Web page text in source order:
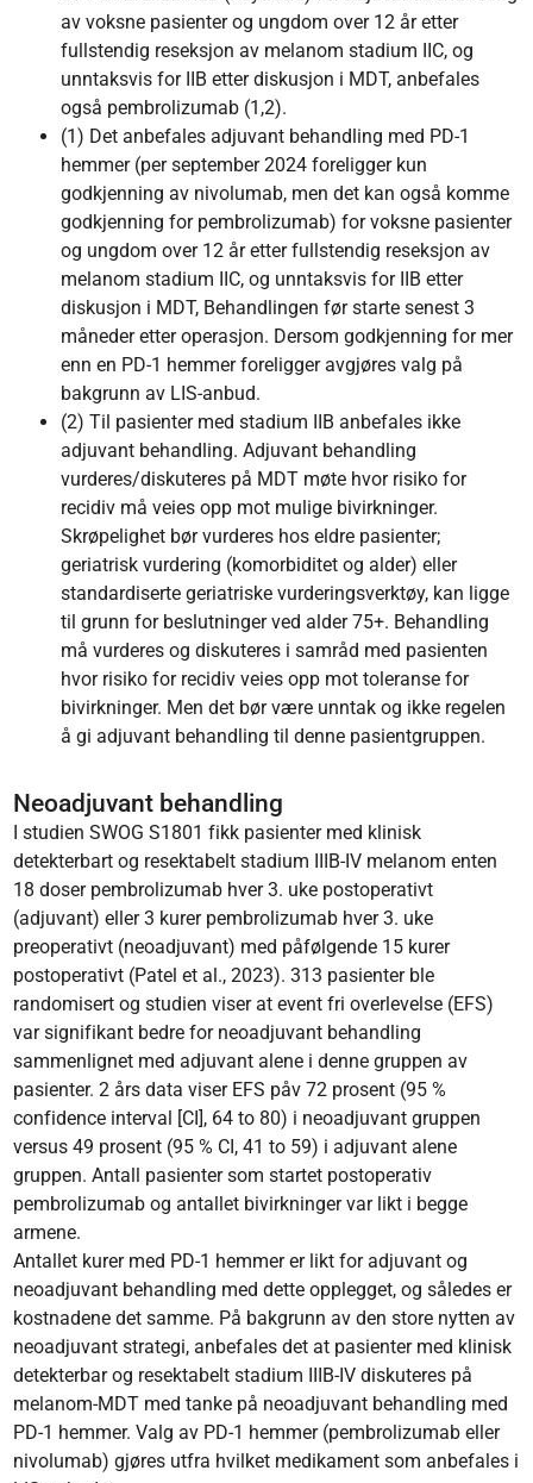
av voksne pasienter og ungdom over 12 år etter
fullstendig reseksjon av melanom stadium IIC, og
unntaksvis for IIB etter diskusjon i MDT, anbefales
også pembrolizumab (1,2).
(1) Det anbefales adjuvant behandling med PD-1
hemmer (per september 2024 foreligger kun
godkjenning av nivolumab, men det kan også komme
godkjenning for pembrolizumab) for voksne pasienter
og ungdom over 12 år etter fullstendig reseksjon av
melanom stadium IIC, og unntaksvis for IIB etter
diskusjon i MDT, Behandlingen før starte senest 3
måneder etter operasjon. Dersom godkjenning for mer
enn en PD-1 hemmer foreligger avgjøres valg på
bakgrunn av LIS-anbud.
(2) Til pasienter med stadium IIB anbefales ikke
adjuvant behandling. Adjuvant behandling
vurderes/diskuteres på MDT møte hvor risiko for
recidiv må veies opp mot mulige bivirkninger.
Skrøpelighet bør vurderes hos eldre pasienter;
geriatrisk vurdering (komorbiditet og alder) eller
standardiserte geriatriske vurderingsverktøy, kan ligge
til grunn for beslutninger ved alder 75+. Behandling
må vurderes og diskuteres i samråd med pasienten
hvor risiko for recidiv veies opp mot toleranse for
bivirkninger. Men det bør være unntak og ikke regelen
å gi adjuvant behandling til denne pasientgruppen.
Neoadjuvant behandling
I studien SWOG S1801 fikk pasienter med klinisk
detekterbart og resektabelt stadium IIIB-IV melanom enten
18 doser pembrolizumab hver 3. uke postoperativt
(adjuvant) eller 3 kurer pembrolizumab hver 3. uke
preoperativt (neoadjuvant) med påfølgende 15 kurer
postoperativt (Patel et al., 2023). 313 pasienter ble
randomisert og studien viser at event fri overlevelse (EFS)
var signifikant bedre for neoadjuvant behandling
sammenlignet med adjuvant alene i denne gruppen av
pasienter. 2 års data viser EFS påv 72 prosent (95 %
confidence interval [CI], 64 to 80) i neoadjuvant gruppen
versus 49 prosent (95 % CI, 41 to 59) i adjuvant alene
gruppen. Antall pasienter som startet postoperativ
pembrolizumab og antallet bivirkninger var likt i begge
armene.
Antallet kurer med PD-1 hemmer er likt for adjuvant og
neoadjuvant behandling med dette opplegget, og således er
kostnadene det samme. På bakgrunn av den store nytten av
neoadjuvant strategi, anbefales det at pasienter med klinisk
detekterbar og resektabelt stadium IIIB-IV diskuteres på
melanom-MDT med tanke på neoadjuvant behandling med
PD-1 hemmer. Valg av PD-1 hemmer (pembrolizumab eller
nivolumab) gjøres utfra hvilket medikament som anbefales i